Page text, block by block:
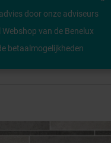
door onze adviseurs
van de Benelux
betaalmogelijkheden